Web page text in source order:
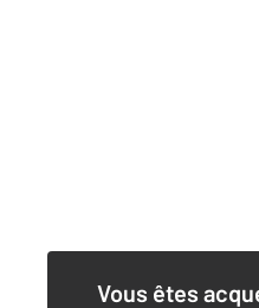
Vous êtes